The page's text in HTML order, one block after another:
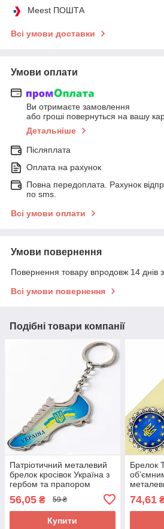
Meest ПОШТА
Всі умови доставки
Умови оплати
Ви отримаєте замовлення
або гроші повернуться на вашу
Детальніше
Післяплата
Оплата на рахунок
Повна передоплата. Рахунок
по sms.
Всі умови оплати
Умови повернення
Повернення товару впродовж 14 днів
Всі умови повернення
Подібні товари компанії
Патріотичний металевий
брелок кросівок Україна з
гербом та прапором
56,05 ₴ 59 ₴
Купити
Брелок
74,61